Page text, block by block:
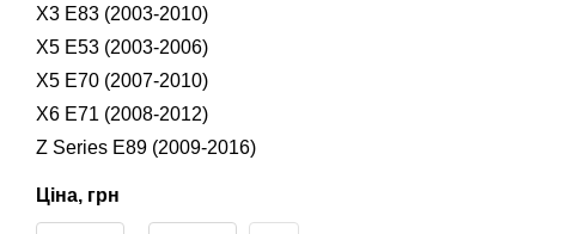
X3 E83 (2003-2010)
X5 E53 (2003-2006)
X5 E70 (2007-2010)
X6 E71 (2008-2012)
Z Series E89 (2009-2016)
Ціна, грн